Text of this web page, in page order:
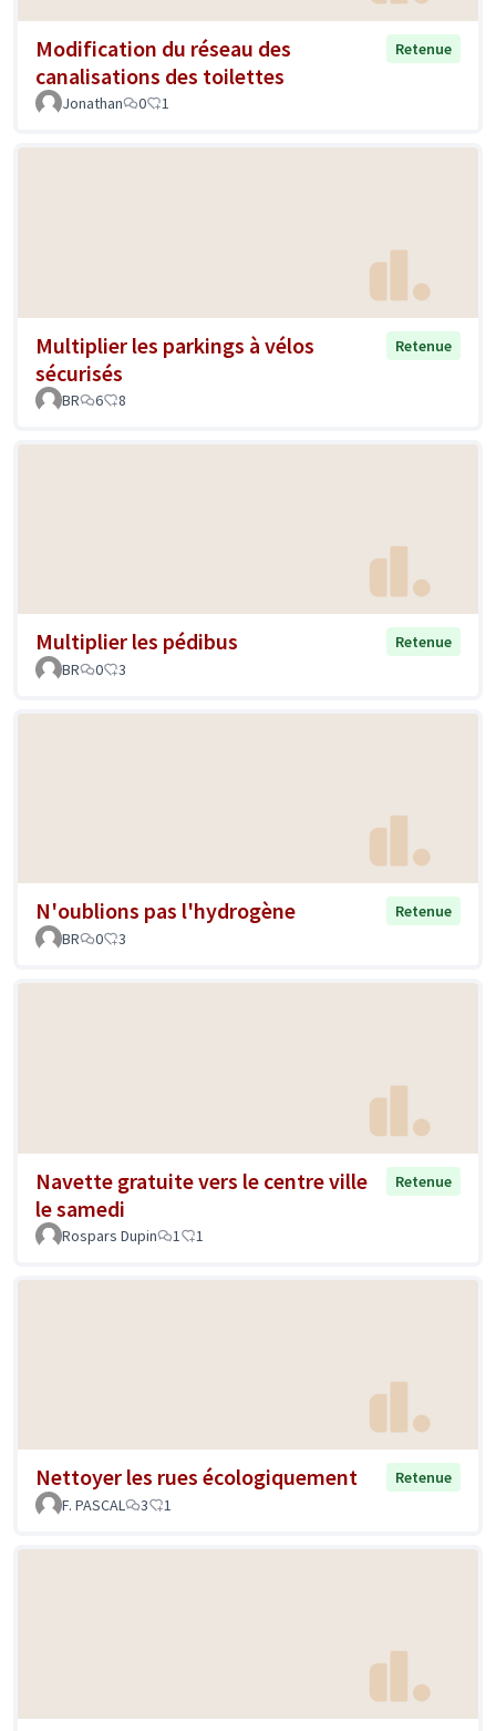
Modification du réseau des
canalisations des toilettes
Retenue
Jonathan 0 1
Multiplier les parkings à vélos
sécurisés
Retenue
BR 6 8
Multiplier les pédibus
Retenue
BR
0 3
N'oublions pas l'hydrogène
Retenue
BR
0 3
Navette gratuite vers le centre ville
le samedi
Retenue
Rospars Dupin 1 1
Nettoyer les rues écologiquement
Retenue
F. PASCAL
3 1